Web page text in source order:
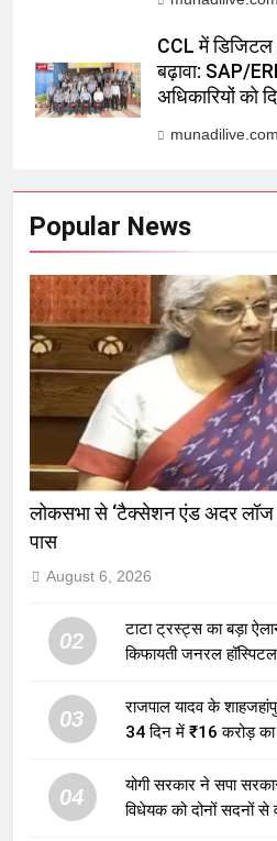
CCL में डिजिटल
बढ़ावा: SAP/
अधिकारियों को
munadilive.com
Popular News
लोकसभा से ‘टैक्सेशन एंड अदर
पास
August 6, 2026
02
टाटा ट्रस्ट्स का बड़ा
किफायती जनरल
03
राजपाल यादव के
34 दिन में ₹16 करोड़ का
04
योगी सरकार ने सपा
विधेयक को दोनों सदनों से